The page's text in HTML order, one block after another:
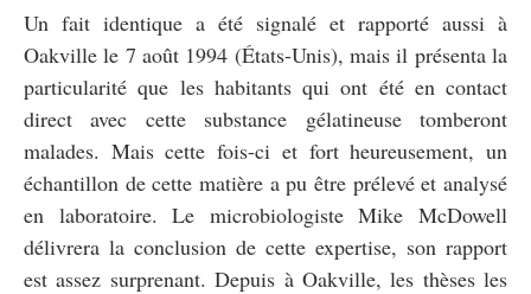
Un fait identique a été signalé et rapporté aussi à
Oakville le 7 août 1994 (États-Unis), mais il présenta la
particularité que les habitants qui ont été en contact
direct avec cette substance gélatineuse tomberont
malades. Mais cette fois-ci et fort heureusement, un
échantillon de cette matière a pu être prélevé et analysé
en laboratoire. Le microbiologiste Mike McDowell
délivrera la conclusion de cette expertise, son rapport
est assez surprenant. Depuis à Oakville, les thèses les